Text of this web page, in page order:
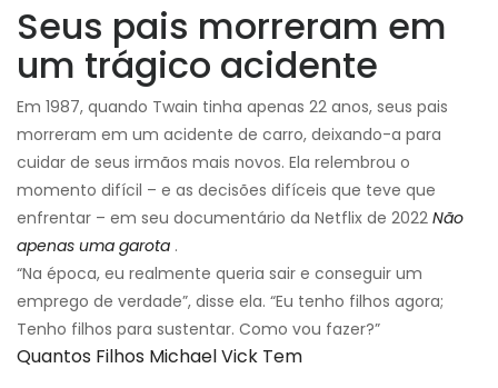
Seus pais morreram em
um trágico acidente
Em 1987, quando Twain tinha apenas 22 anos, seus pais
morreram em um acidente de carro, deixando-a para
cuidar de seus irmãos mais novos. Ela relembrou o
momento difícil – e as decisões difíceis que teve que
enfrentar – em seu documentário da Netflix de 2022 Não
apenas uma garota .
“Na época, eu realmente queria sair e conseguir um
emprego de verdade”, disse ela. “Eu tenho filhos agora;
Tenho filhos para sustentar. Como vou fazer?”
Quantos Filhos Michael Vick Tem